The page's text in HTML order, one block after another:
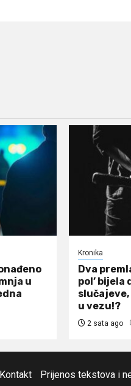
u
Kronika
Dva
pol’ bijela
u vezu!?
2 sata ago
Kontakt Prijenos tekstova i